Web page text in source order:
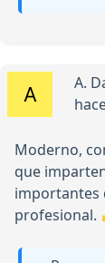
A.
Moderno,
que
importantes
profesional.